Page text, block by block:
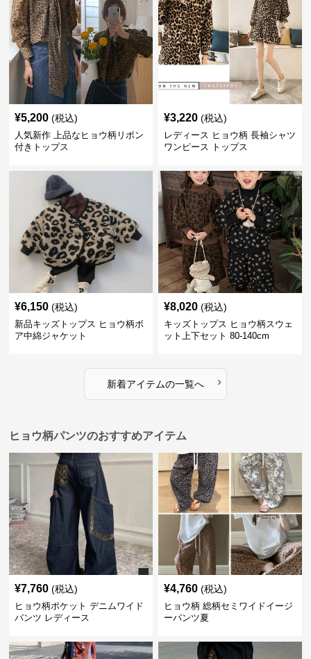
¥5,200 (税込)
人気新作 上品なヒョウ柄リボン
付きトップス
¥3,220 (税込)
レディース ヒョウ柄 長袖シャツ
ワンピース トップス
¥6,150 (税込)
新品キッズトップス ヒョウ柄ボ
ア中綿ジャケット
¥8,020 (税込)
キッズトップス ヒョウ柄スウェ
ット上下セット 80-140cm
新着アイテムの一覧へ ›
ヒョウ柄パンツのおすすめアイテム
¥7,760 (税込)
ヒョウ柄ポケット デニムワイド
パンツ レディース
¥4,760 (税込)
ヒョウ柄 総柄セミワイドイージ
ーパンツ夏